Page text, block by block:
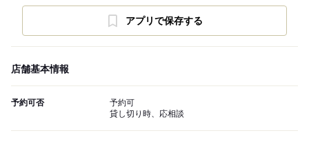
アプリで保存する
店舗基本情報
予約可否
予約可
貸し切り時、応相談